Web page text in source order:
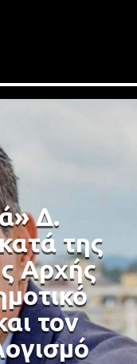
Δ.
της
Αρχής
τον